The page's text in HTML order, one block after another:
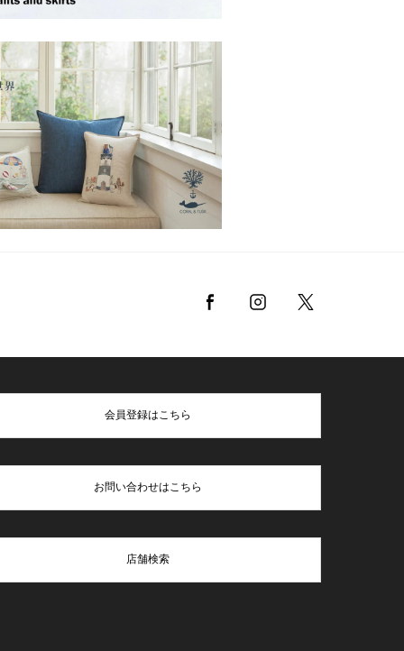
会員登録はこちら
お問い合わせはこちら
店舗検索